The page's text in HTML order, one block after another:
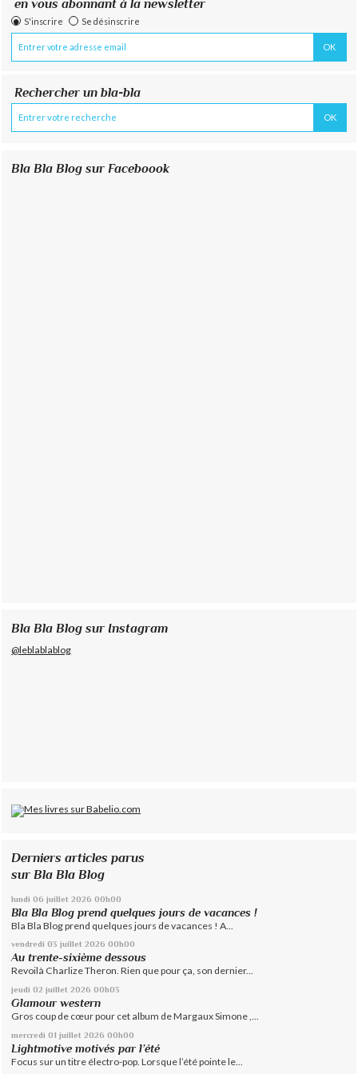
en vous abonnant à la newsletter
S'inscrire Se désinscrire
Rechercher un bla-bla
Bla Bla Blog sur Faceboook
Bla Bla Blog sur Instagram
@leblablablog
Derniers articles parus
sur Bla Bla Blog
lundi 06 juillet 2026 00h00
Bla Bla Blog prend quelques jours de vacances !
Bla Bla Blog prend quelques jours de vacances ! A...
vendredi 03 juillet 2026 00h00
Au trente-sixième dessous
Revoilà Charlize Theron. Rien que pour ça, son dernier...
jeudi 02 juillet 2026 00h03
Glamour western
Gros coup de cœur pour cet album de Margaux Simone ,...
mercredi 01 juillet 2026 00h00
Lightmotive motivés par l’été
Focus sur un titre électro-pop. Lorsque l’été pointe le...